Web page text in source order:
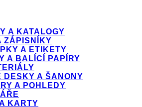
A KATALOGY
ZÁPISNÍKY
A ETIKETY
A BALÍCÍ PAPÍRY
DESKY A ŠANONY
A POHLEDY
KARTY